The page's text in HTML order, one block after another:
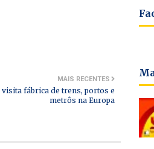
MAIS RECENTES
visita fábrica de trens, portos e
metrôs na Europa